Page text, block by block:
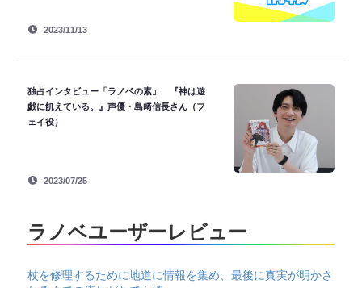
2023/11/13
独占インタビュー「ラノベの素」 『神は遊
戯に飢えている。』声優・島﨑信長さん（フ
ェイ役）
2023/07/25
ラノベユーザーレビュー
杖を修理するために地道に情報を集め、最後に真実が明かさ